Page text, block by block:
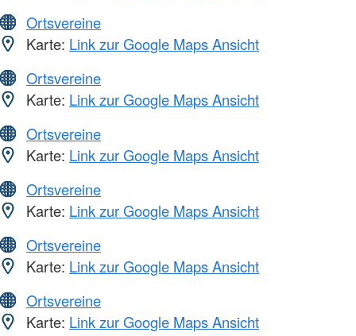
Ortsvereine
Karte: Link zur Google Maps Ansicht
Ortsvereine
Karte: Link zur Google Maps Ansicht
Ortsvereine
Karte: Link zur Google Maps Ansicht
Ortsvereine
Karte: Link zur Google Maps Ansicht
Ortsvereine
Karte: Link zur Google Maps Ansicht
Ortsvereine
Karte: Link zur Google Maps Ansicht